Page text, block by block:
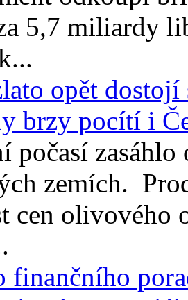
5,7 miliardy
opět
brzy pocítí i
počasí
zemích.
cen olivového
finančního